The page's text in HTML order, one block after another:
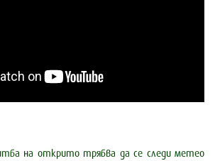
на открито трябва да се следи метео